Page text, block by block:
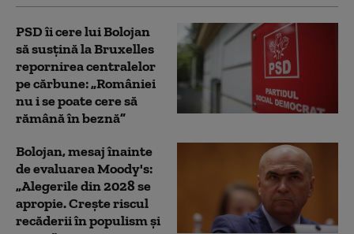
PSD îi cere lui Bolojan
să susțină la Bruxelles
repornirea centralelor
pe cărbune: „României
nu i se poate cere să
rămână în beznă”
Bolojan, mesaj înainte
de evaluarea Moody's:
„Alegerile din 2028 se
apropie. Crește riscul
recăderii în populism și